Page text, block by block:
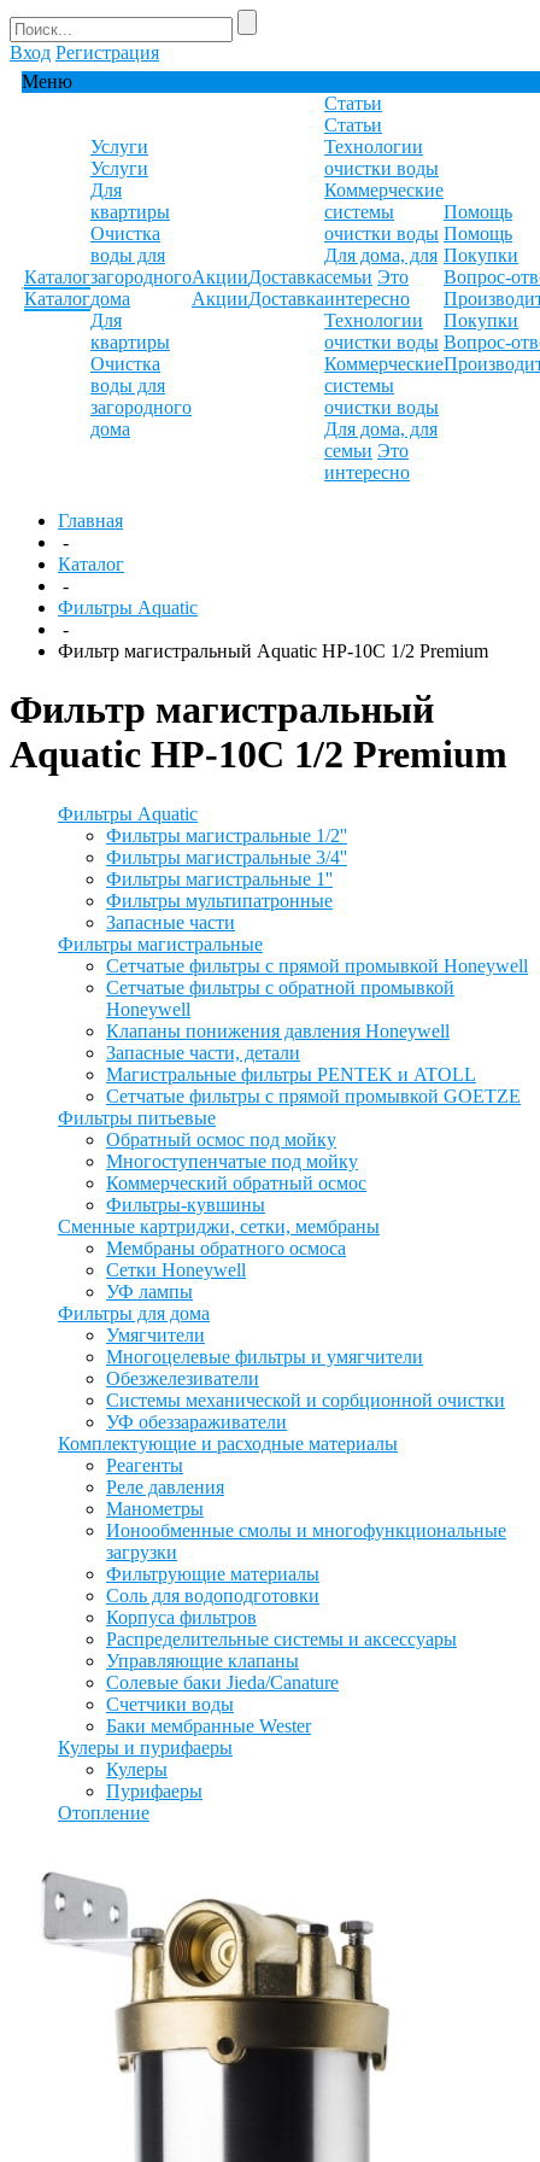
Вход Регистрация
Меню
Каталог
Каталог
Услуги
Услуги
Для
квартиры
Очистка
воды для
загородного
дома
Для
квартиры
Очистка
воды для
загородного
дома
Акции
Акции
Доставка
Доставка
Статьи
Статьи
Технологии
очистки воды
Коммерческие
системы
очистки воды
Для дома, для
семьи Это
интересно
Технологии
очистки воды
Коммерческие
системы
очистки воды
Для дома, для
семьи Это
интересно
Помощь
Помощь
Покупки
Вопрос-
Покупки
Вопрос-
Главная
-
Каталог
-
Фильтры Aquatic
-
Фильтр магистральный Aquatic HP-10C 1/2 Premium
Фильтр магистральный
Aquatic HP-10C 1/2 Premium
Фильтры Aquatic
Фильтры магистральные 1/2''
Фильтры магистральные 3/4''
Фильтры магистральные 1''
Фильтры мультипатронные
Запасные части
Фильтры магистральные
Сетчатые фильтры с прямой промывкой Honeywell
Сетчатые фильтры с обратной промывкой
Honeywell
Клапаны понижения давления Honeywell
Запасные части, детали
Магистральные фильтры PENTEK и ATOLL
Сетчатые фильтры с прямой промывкой GOETZE
Фильтры питьевые
Обратный осмос под мойку
Многоступенчатые под мойку
Коммерческий обратный осмос
Фильтры-кувшины
Сменные картриджи, сетки, мембраны
Мембраны обратного осмоса
Сетки Honeywell
УФ лампы
Фильтры для дома
Умягчители
Многоцелевые фильтры и умягчители
Обезжелезиватели
Системы механической и сорбционной очистки
УФ обеззараживатели
Комплектующие и расходные материалы
Реагенты
Реле давления
Манометры
Ионообменные смолы и многофункциональные
загрузки
Фильтрующие материалы
Соль для водоподготовки
Корпуса фильтров
Распределительные системы и аксессуары
Управляющие клапаны
Солевые баки Jieda/Canature
Счетчики воды
Баки мембранные Wester
Кулеры и пурифаеры
Кулеры
Пурифаеры
Отопление